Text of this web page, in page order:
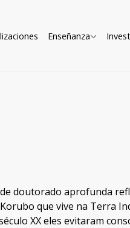
Enseñanza
doutorado aprofunda
que vive na Terra
XX eles evitaram